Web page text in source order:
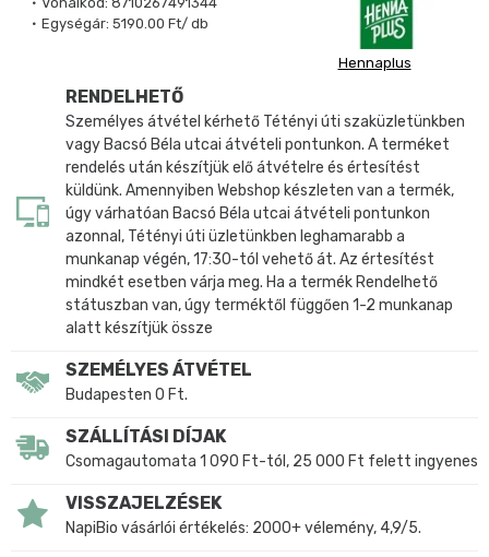
Egységár: 5190.00 Ft/ db
Hennaplus
RENDELHETŐ
Személyes átvétel kérhető Tétényi úti szaküzletünkben
vagy Bacsó Béla utcai átvételi pontunkon. A terméket
rendelés után készítjük elő átvételre és értesítést
küldünk. Amennyiben Webshop készleten van a termék,
úgy várhatóan Bacsó Béla utcai átvételi pontunkon
azonnal, Tétényi úti üzletünkben leghamarabb a
munkanap végén, 17:30-tól vehető át. Az értesítést
mindkét esetben várja meg. Ha a termék Rendelhető
státuszban van, úgy terméktől függően 1-2 munkanap
alatt készítjük össze
SZEMÉLYES ÁTVÉTEL
Budapesten 0 Ft.
SZÁLLÍTÁSI DÍJAK
Csomagautomata 1 090 Ft-tól, 25 000 Ft felett ingyenes
VISSZAJELZÉSEK
NapiBio vásárlói értékelés: 2000+ vélemény, 4,9/5.